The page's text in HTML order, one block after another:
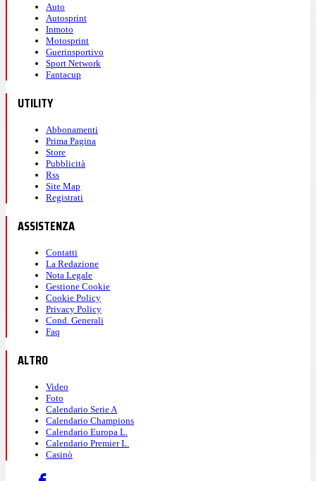
Auto
Autosprint
Inmoto
Motosprint
Guerinsportivo
Sport Network
Fantacup
UTILITY
Abbonamenti
Prima Pagina
Store
Pubblicità
Rss
Site Map
Registrati
ASSISTENZA
Contatti
La Redazione
Nota Legale
Gestione Cookie
Cookie Policy
Privacy Policy
Cond. Generali
Faq
ALTRO
Video
Foto
Calendario Serie A
Calendario Champions
Calendario Europa L.
Calendario Premier L.
Casinò